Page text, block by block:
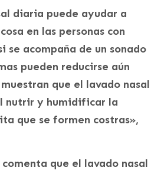
diaria puede ayudar a
en las personas con
se acompaña de un sonado
pueden reducirse aún
que el lavado nasal
nutrir y humidificar la
que se formen costras»,
que el lavado nasal